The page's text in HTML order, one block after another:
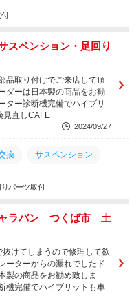
付
ペンション・足回り
品取り付けでご来店して頂
ダーは日本製の商品をお勧
ター診断機完備でハイブリ
見直しCAFE
2024/09/27
換 サスペンション
パーツ取付
ラバン つくば市 土
けてしまうので修理して欲
ーターからの漏れでしたド
製の商品をお勧め致しま
機完備でハイブリットも車